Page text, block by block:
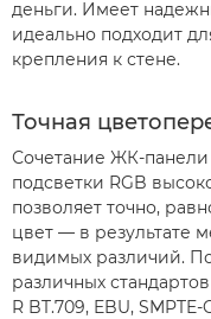
деньги. Имеет
идеально подходит
крепления к стене.
Точная
Сочетание ЖК-панели
подсветки RGB
позволяет точно,
цвет — в результате
видимых различий.
различных
R BT.709, EBU,